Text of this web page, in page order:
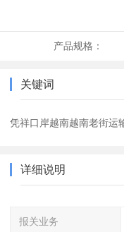
产品规格：
关键词
凭祥口岸越南越南老街运
详细说明
报关业务